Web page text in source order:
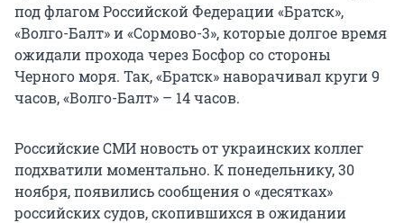
под флагом Российской Федерации «Братск»,
«Волго-Балт» и «Сормово-3», которые долгое время
ожидали прохода через Босфор со стороны
Черного моря. Так, «Братск» наворачивал круги 9
часов, «Волго-Балт» – 14 часов.
Российские СМИ новость от украинских коллег
подхватили моментально. К понедельнику, 30
ноября, появились сообщения о «десятках»
российских судов, скопившихся в ожидании